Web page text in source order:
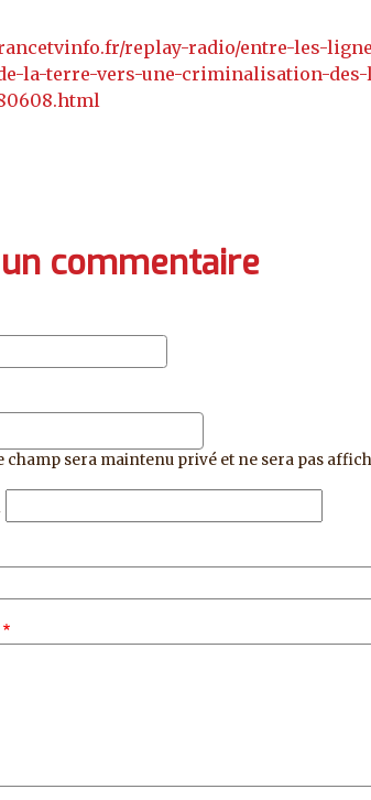
replay-radio/entre-les-
la-terre-vers-une-criminalisation-
commentaire
champ sera maintenu privé et ne sera pas